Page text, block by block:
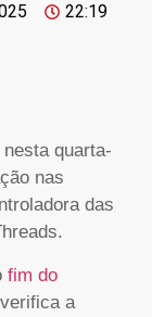
22:19
quarta-
nas
das
fim do
a